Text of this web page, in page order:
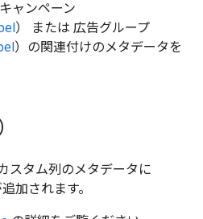
ャンペーン
） または 広告グループ
）の関連付けのメタデータを
スタム列のメタデータに
加されます。